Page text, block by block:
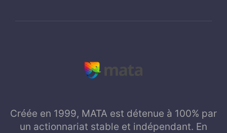
Créée en 1999, MATA est détenue à 100% par
un actionnariat stable et indépendant. En